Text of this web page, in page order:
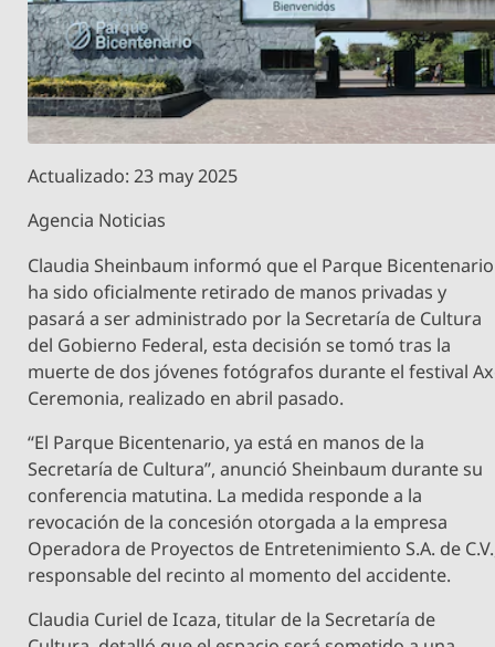
Actualizado: 23 may 2025
Agencia Noticias
Claudia Sheinbaum informó que el Parque Bicentenario
ha sido oficialmente retirado de manos privadas y
pasará a ser administrado por la Secretaría de Cultura
del Gobierno Federal, esta decisión se tomó tras la
muerte de dos jóvenes fotógrafos durante el festival
Ceremonia, realizado en abril pasado.
“El Parque Bicentenario, ya está en manos de la
Secretaría de Cultura”, anunció Sheinbaum durante su
conferencia matutina. La medida responde a la
revocación de la concesión otorgada a la empresa
Operadora de Proyectos de Entretenimiento S.A. de
responsable del recinto al momento del accidente.
Claudia Curiel de Icaza, titular de la Secretaría de